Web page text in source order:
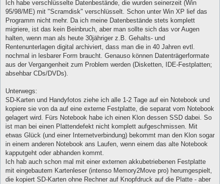
Ich habe verschlüsselte Datenbestände, die wurden seinerzeit (Win
95/98/ME) mit "Scramdisk" verschlüsselt. Schon unter Win XP lief das
Programm nicht mehr. Da ich meine Datenbestände stets komplett
migriere, ist das kein Beinbruch, aber man sollte sich das vor Augen
halten, wenn man als heute 30jähriger z.B. Gehalts- und
Rentenunterlagen digital archiviert, dass man die in 40 Jahren evtl.
nochmal in lesbarer Form braucht. Genauso können Datenträgerformate
aus der Vergangenheit zum Problem werden (Disketten, IDE-Festplatten;
absehbar CDs/DVDs).
Unterwegs:
SD-Karten und Handyfotos ziehe ich alle 1-2 Tage auf ein Notebook und
kopiere sie von da auf eine externe Festplatte, die separat vom Notebook
gelagert wird. Fürs Notebook habe ich einen Klon dessen SSD dabei. So
ist man bei einen Plattendefekt nicht komplett aufgeschmissen. Mit
etwas Glück (und einer Internetverbindung) bekommt man den Klon sogar
in einem anderen Notebook ans Laufen, wenn einem das alte Notebook
kapputgeht oder abhanden kommt.
Ich hab auch schon mal mit einer externen akkubetriebenen Festplatte
mit eingebautem Kartenleser (intenso Memory2Move pro) herumgespielt,
die kopiert SD-Karten ohne Rechner auf Knopfdruck auf die Platte - aber